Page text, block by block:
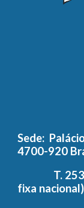
Sede:
4700-920
T. 253
fixa